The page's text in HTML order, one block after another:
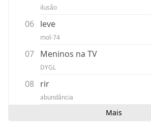
ilusão
06 leve
mol-74
07 Meninos na TV
DYGL
08 rir
abundância
Mais